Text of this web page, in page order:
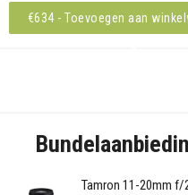
€634 - Toevoegen aan
Tamron 11-20mm f/